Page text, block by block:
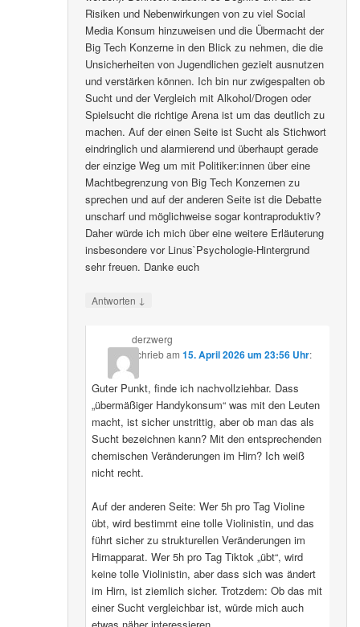
Risiken und Nebenwirkungen von zu viel Social
Media Konsum hinzuweisen und die Übermacht der
Big Tech Konzerne in den Blick zu nehmen, die die
Unsicherheiten von Jugendlichen gezielt ausnutzen
und verstärken können. Ich bin nur zwigespalten ob
Sucht und der Vergleich mit Alkohol/Drogen oder
Spielsucht die richtige Arena ist um das deutlich zu
machen. Auf der einen Seite ist Sucht als Stichwort
eindringlich und alarmierend und überhaupt gerade
der einzige Weg um mit Politiker:innen über eine
Machtbegrenzung von Big Tech Konzernen zu
sprechen und auf der anderen Seite ist die Debatte
unscharf und möglichweise sogar kontraproduktiv?
Daher würde ich mich über eine weitere Erläuterung
insbesondere vor Linus`Psychologie-Hintergrund
sehr freuen. Danke euch
Antworten ↓
derzwerg
schriebam 15. April 2026 um 23:56 Uhr:
Guter Punkt, finde ich nachvollziehbar. Dass
„übermäßiger Handykonsum“ was mit den Leuten
macht, ist sicher unstrittig, aber ob man das als
Sucht bezeichnen kann? Mit den entsprechenden
chemischen Veränderungen im Hirn? Ich weiß
nicht recht.
Auf der anderen Seite: Wer 5h pro Tag Violine
übt, wird bestimmt eine tolle Violinistin, und das
führt sicher zu strukturellen Veränderungen im
Hirnapparat. Wer 5h pro Tag Tiktok „übt“, wird
keine tolle Violinistin, aber dass sich was ändert
im Hirn, ist ziemlich sicher. Trotzdem: Ob das mit
einer Sucht vergleichbar ist, würde mich auch